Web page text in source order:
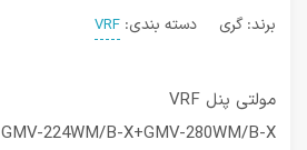
برند: گری دسته بندی: VRF
مولتی پنل VRF
GMV-224WM/B-X+GMV-280WM/B-X